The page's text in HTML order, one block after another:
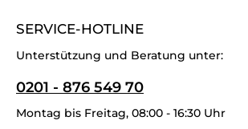
SERVICE-HOTLINE
Unterstützung und Beratung unter:
0201 - 876 549 70
Montag bis Freitag, 08:00 - 16:30 Uhr